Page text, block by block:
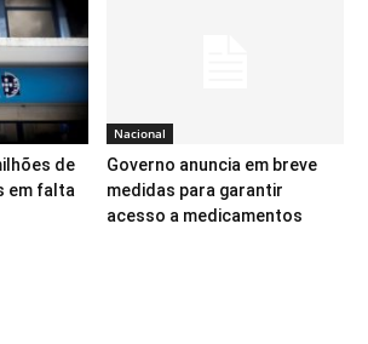
de
em falta
Nacional
Governo anuncia em breve
medidas para garantir
acesso a medicamentos